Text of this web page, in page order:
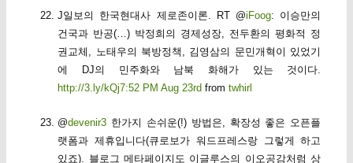
J일보의 한국현대사 제로존이론. RT @iFoog: 이승만의
건국과 반공(…) 박정희의 경제성장, 전두환의 평화적 정
권교체, 노태우의 북방정책, 김영삼의 문민개혁이 있었기
에 DJ의 민주화와 남북 화해가 있는 것이다.
http://3.ly/kQj7:52 PM Aug 23rd fromtwhirl
@devenir3 한가지 손쉬운(!) 방법은, 확장성 좋은 오픈플
랫폼과 제휴입니다(큐로보가 워드프레스랑 그렇게 하고
있죠). 블로그 메타페이지도 이글루스의 이오공감처럼 상